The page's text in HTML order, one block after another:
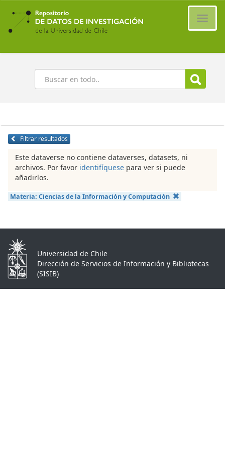
Ir
contenido
principal
Buscar
Filtrar resultados
Este dataverse no contiene dataverses, datasets, ni
archivos. Por favor identifíquese para ver si puede
añadirlos.
Materia: Ciencias de la Información y Computación
Universidad de Chile
Dirección de Servicios de Información y Bibliotecas
(SISIB)